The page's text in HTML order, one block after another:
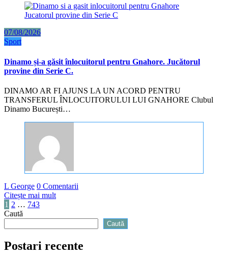
07/08/2026
Sport
Dinamo și-a găsit înlocuitorul pentru Gnahore. Jucătorul
provine din Serie C.
DINAMO AR FI AJUNS LA UN ACORD PENTRU
TRANSFERUL ÎNLOCUITORULUI LUI GNAHORE Clubul
Dinamo București…
L George 0 Comentarii
Citește mai mult
Paginație
articole
1 2 … 743
Caută
Caută
Postari recente